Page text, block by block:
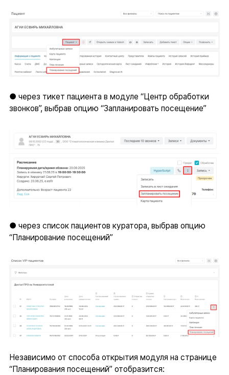
● через тикет пациента в модуле “Центр обработки
звонков”, выбрав опцию “Запланировать посещение”
● через список пациентов куратора, выбрав опцию
“Планирование посещений”
Независимо от способа открытия модуля на странице
“Планирования посещений” отобразится: